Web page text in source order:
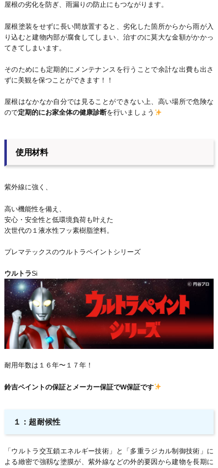
屋根の劣化を防ぎ、雨漏りの防止にもつながります。
屋根塗装をせずに長い間放置すると、劣化した箇所からから雨が入
り込むと建物内部が腐食してしまい、治すのに莫大な金額がかかっ
てきてしまいます。
そのためにも定期的にメンテナンスを行うことで余計な出費も出さ
ずに美観を保つことができます！！
屋根はなかなか自分では見ることができない上、高い場所で危険な
ので定期的にお家全体の健康診断を行いましょう
使用材料
紫外線に強く、
高い機能性を備え、
安心・安全性と低環境負荷も叶えた
次世代の１液水性フッ素樹脂塗料。
プレマテックスのウルトラペイントシリーズ
ウルトラSi
耐用年数は１６年〜１７年！
鈴吉ペイントの保証とメーカー保証でW保証です
１：超耐候性
「ウルトラ交互鎖エネルギー技術」と「多重ラジカル制御技術」に
よる緻密で強靱な塗膜が、紫外線などの外的要因から建物を長期に